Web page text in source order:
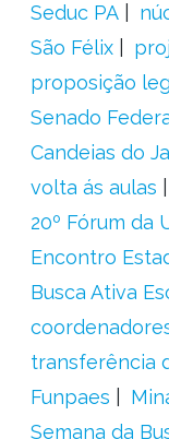
Seduc PA
São Félix
proposição
Senado
Candeias do
volta ás aulas
20º Fórum da
Encontro
Busca Ativa
transferência
Funpaes
Semana da